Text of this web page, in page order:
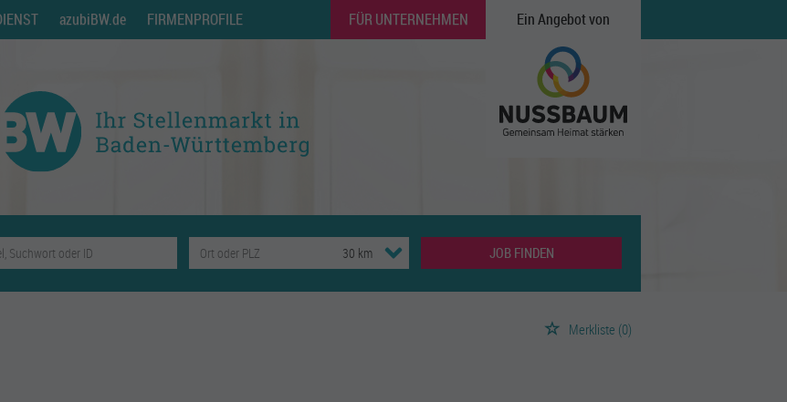
azubiBW.de FIRMENPROFILE FÜR UNTERNEHMEN Ein Angebot von
JOB FINDEN
Merkliste (0)